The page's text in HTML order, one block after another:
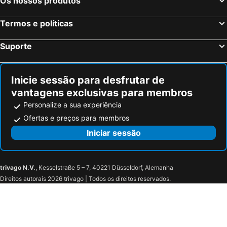
Stuttgart, Bade-Vurtemberga Hotéis
Dresden, Saxónia Hotéis
Termos e políticas
Suporte
Inicie sessão para desfrutar de
vantagens exclusivas para membros
Personalize a sua experiência
Ofertas e preços para membros
Iniciar sessão
trivago N.V., Kesselstraße 5 – 7, 40221 Düsseldorf, Alemanha
Direitos autorais 2026 trivago | Todos os direitos reservados.